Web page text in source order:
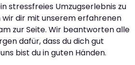
stressfreies Umzugserlebnis zu
dir mit unserem erfahrenen
zur Seite. Wir beantworten alle
dafür, dass du dich gut
bist du in guten Händen.